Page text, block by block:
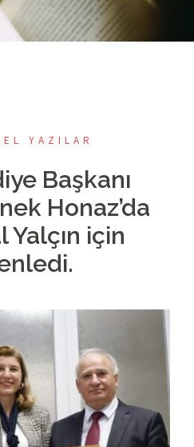
YAZILAR
Başkanı
Honaz’da
Yalçın için